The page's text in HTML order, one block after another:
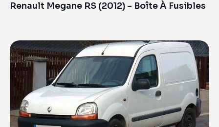
Renault Megane RS (2012) – Boîte À Fusibles